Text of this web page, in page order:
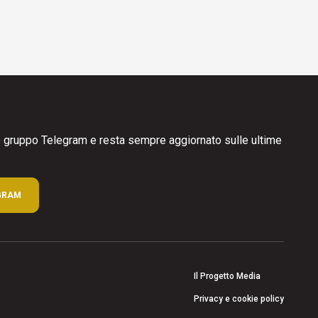
Telegram e resta sempre aggiornato sulle ultime
Il Progetto Media
Privacy e cookie policy